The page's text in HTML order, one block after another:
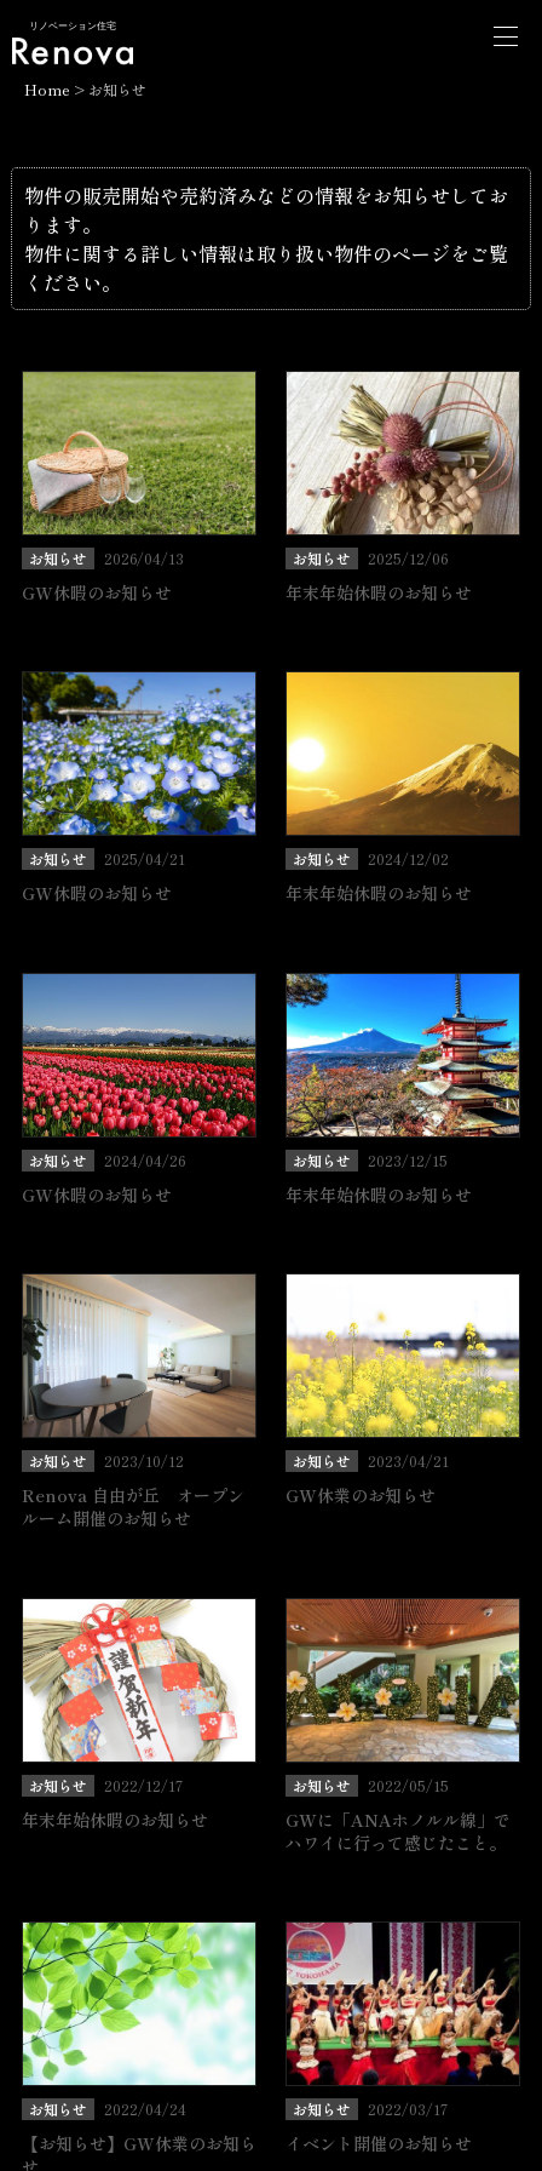
リノベーション住宅
Home > お知らせ
物件の販売開始や売約済みなどの情報をお知らせしてお
ります。
物件に関する詳しい情報は取り扱い物件のページをご覧
ください。
お知らせ 2026/04/13
GW休暇のお知らせ
お知らせ 2025/12/06
年末年始休暇のお知らせ
お知らせ 2025/04/21
GW休暇のお知らせ
お知らせ 2024/12/02
年末年始休暇のお知らせ
お知らせ 2024/04/26
GW休暇のお知らせ
お知らせ 2023/12/15
年末年始休暇のお知らせ
お知らせ 2023/10/12
Renova 自由が丘 オープン
ルーム開催のお知らせ
お知らせ 2023/04/21
GW休業のお知らせ
お知らせ 2022/12/17
年末年始休暇のお知らせ
お知らせ 2022/05/15
GWに「ANAホノルル線」で
ハワイに行って感じたこと。
お知らせ 2022/04/24
【お知らせ】GW休業のお知ら
お知らせ 2022/03/17
イベント開催のお知らせ